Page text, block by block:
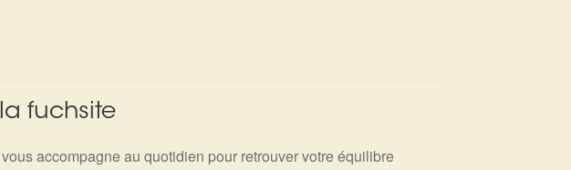
fuchsite
accompagne au quotidien pour retrouver votre équilibre